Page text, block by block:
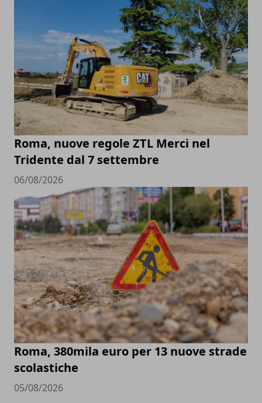
Roma, nuove regole ZTL Merci nel
Tridente dal 7 settembre
06/08/2026
Roma, 380mila euro per 13 nuove strade
scolastiche
05/08/2026